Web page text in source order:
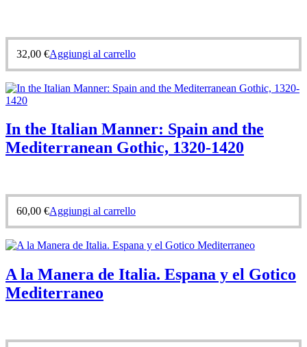
32,00 €Aggiungi al carrello
In the Italian Manner: Spain and the
Mediterranean Gothic, 1320-1420
60,00 €Aggiungi al carrello
A la Manera de Italia. Espana y el Gotico
Mediterraneo